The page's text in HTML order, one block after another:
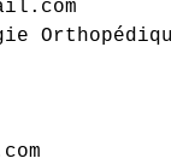
Orthopédique